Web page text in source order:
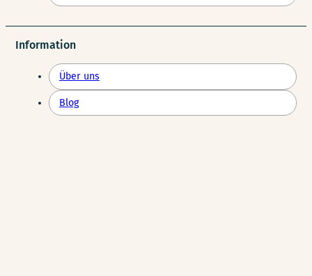
Information
Über uns
Blog